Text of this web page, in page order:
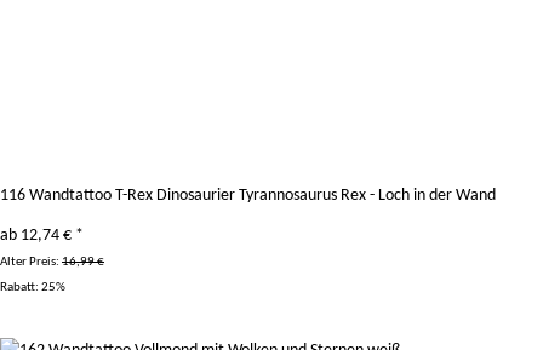
116 Wandtattoo T-Rex Dinosaurier Tyrannosaurus Rex - Loch in der Wand
ab 12,74 € *
Alter Preis: 16,99 €
Rabatt: 25%